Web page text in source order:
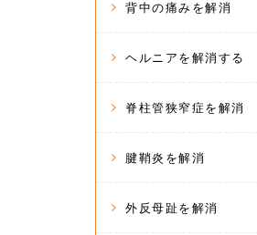
背中の痛みを解消
ヘルニアを解消する
脊柱管狭窄症を解消
腱鞘炎を解消
外反母趾を解消